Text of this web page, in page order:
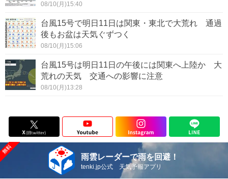
08/10(月)15:40
台風15号で明日11日は関東・東北で大荒れ 通過
後もお盆は天気ぐずつく
08/10(月)15:06
台風15号は明日11日の午後には関東へ上陸か 大
荒れの天気 交通への影響に注意
08/10(月)13:28
雨雲レーダーで雨を回避！
tenki.jp公式 天気予報アプリ